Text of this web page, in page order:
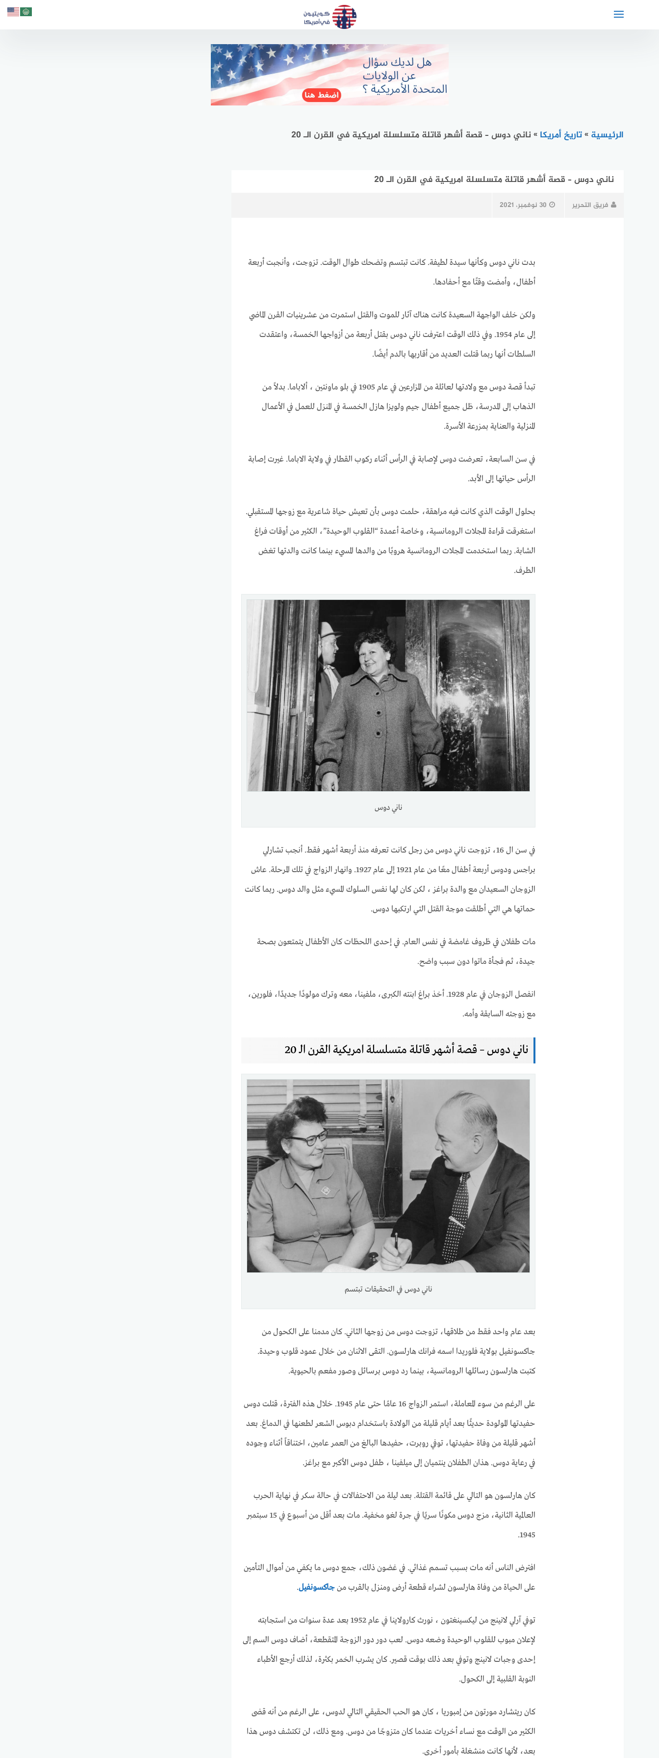
الرئيسية »تاريخ أمريكا » ناني دوس – قصة أشهر قاتلة متسلسلة امريكية في القرن الـ 20
ناني دوس – قصة أشهر قاتلة متسلسلة امريكية في القرن الـ 20
فريق التحرير 30 نوفمبر، 2021
بدت ناني دوس وكأنها سيدة لطيفة. كانت تبتسم وتضحك طوال الوقت. تزوجت، وأنجبت أربعة
أطفال، وأمضت وقتًا مع أحفادها.
ولكن خلف الواجهة السعيدة كانت هناك آثار للموت والقتل استمرت من عشرينيات القرن الماضي
إلى عام 1954. وفي ذلك الوقت اعترفت ناني دوس بقتل أربعة من أزواجها الخمسة، واعتقدت
السلطات أنها ربما قتلت العديد من أقاربها بالدم أيضًا.
تبدأ قصة دوس مع ولادتها لعائلة من المزارعين في عام 1905 في بلو ماونتين ، ألاباما. بدلاً من
الذهاب إلى المدرسة، ظل جميع أطفال جيم ولويزا هازل الخمسة في المنزل للعمل في الأعمال
المنزلية والعناية بمزرعة الأسرة.
في سن السابعة، تعرضت دوس لإصابة في الرأس أثناء ركوب القطار في ولاية الاباما. غيرت إصابة
الرأس حياتها إلى الأبد.
بحلول الوقت الذي كانت فيه مراهقة، حلمت دوس بأن تعيش حياة شاعرية مع زوجها المستقبلي.
استغرقت قراءة المجلات الرومانسية، وخاصة أعمدة “القلوب الوحيدة”، الكثير من أوقات فراغ
الشابة. ربما استخدمت المجلات الرومانسية هروبًا من والدها المسيء بينما كانت والدتها تغض
الطرف.
ناني دوس
في سن ال 16، تزوجت ناني دوس من رجل كانت تعرفه منذ أربعة أشهر فقط. أنجب تشارلي
براجس ودوس أربعة أطفال معًا من عام 1921 إلى عام 1927. وانهار الزواج في تلك المرحلة. عاش
الزوجان السعيدان مع والدة براغز ، لكن كان لها نفس السلوك المسيء مثل والد دوس. ربما كانت
حماتها هي التي أطلقت موجة القتل التي ارتكبها دوس.
مات طفلان في ظروف غامضة في نفس العام. في إحدى اللحظات كان الأطفال يتمتعون بصحة
جيدة، ثم فجأة ماتوا دون سبب واضح.
انفصل الزوجان في عام 1928. أخذ براغ ابنته الكبرى، ملفينا، معه وترك مولودًا جديدًا، فلورين،
مع زوجته السابقة وأمه.
ناني دوس – قصة أشهر قاتلة متسلسلة امريكية القرن الـ 20
ناني دوس في التحقيقات تبتسم
بعد عام واحد فقط من طلاقها، تزوجت دوس من زوجها الثاني. كان مدمنا على الكحول من
جاكسونفيل بولاية فلوريدا اسمه فرانك هارلسون. التقى الاثنان من خلال عمود قلوب وحيدة.
كتبت هارلسون رسائلها الرومانسية، بينما رد دوس برسائل وصور مفعم بالحيوية.
على الرغم من سوء المعاملة، استمر الزواج 16 عامًا حتى عام 1945. خلال هذه الفترة، قتلت دوس
حفيدتها المولودة حديثًا بعد أيام قليلة من الولادة باستخدام دبوس الشعر لطعنها في الدماغ. بعد
أشهر قليلة من وفاة حفيدتها، توفي روبرت، حفيدها البالغ من العمر عامين، اختناقاً أثناء وجوده
في رعاية دوس. هذان الطفلان ينتميان إلى ميلفينا ، طفل دوس الأكبر مع براغز.
كان هارلسون هو التالي على قائمة القتلة. بعد ليلة من الاحتفالات في حالة سكر في نهاية الحرب
العالمية الثانية، مزج دوس مكونًا سريًا في جرة لغو مخفية. مات بعد أقل من أسبوع في 15 سبتمبر
1945.
افترض الناس أنه مات بسبب تسمم غذائي. في غضون ذلك، جمع دوس ما يكفي من أموال التأمين
على الحياة من وفاة هارلسون لشراء قطعة أرض ومنزل بالقرب منجاكسونفيل.
توفي آرلي لانينج من ليكسينغتون ، نورث كارولاينا في عام 1952 بعد عدة سنوات من استجابته
لإعلان مبوب للقلوب الوحيدة وضعه دوس. لعب دور دور الزوجة المتقطعة، أضاف دوس السم إلى
إحدى وجبات لانينج وتوفي بعد ذلك بوقت قصير. كان يشرب الخمر بكثرة، لذلك أرجع الأطباء
النوبة القلبية إلى الكحول.
كان ريتشارد مورتون من إمبوريا ، كان هو الحب الحقيقي التالي لدوس، على الرغم من أنه قضى
الكثير من الوقت مع نساء أخريات عندما كان متزوجًا من دوس. ومع ذلك، لن تكتشف دوس هذا
بعد، لأنها كانت منشغلة بأمور أخرى.